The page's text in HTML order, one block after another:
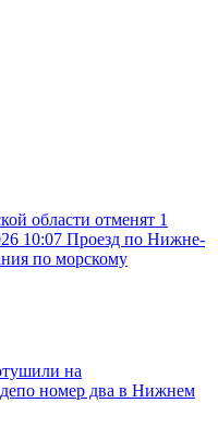
области отменят 1
10:07 Проезд по Нижне-
по морскому
на
номер два в Нижнем